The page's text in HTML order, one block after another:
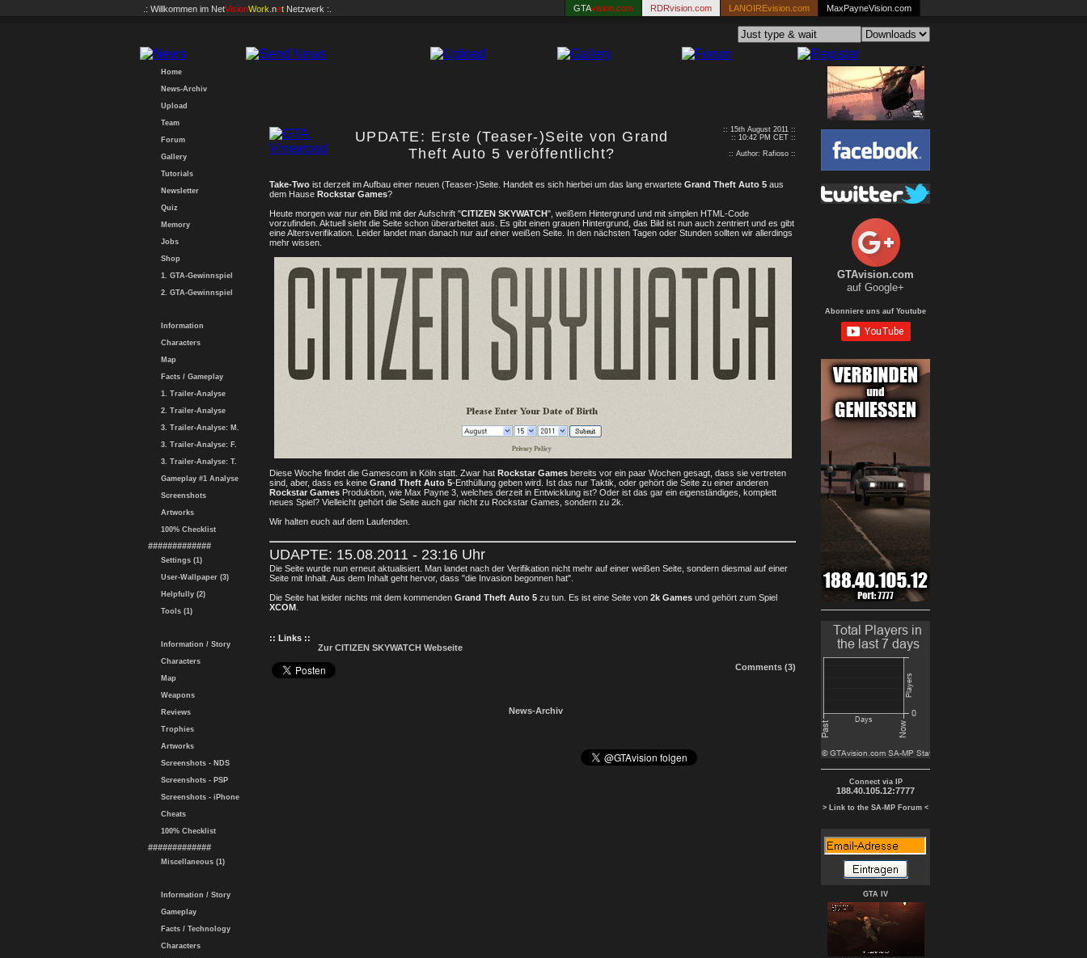
.: Willkommen im NetVisionWork .net Netzwerk :. GTAvision.com RDRvision.com LANOIREvision.com MaxPayneVision.com
Home
News-Archiv
Upload
Team
Forum
Gallery
Tutorials
Newsletter
Quiz
Memory
Jobs
Shop
1. GTA-Gewinnspiel
2. GTA-Gewinnspiel
Information
Characters
Map
Facts / Gameplay
1. Trailer-Analyse
2. Trailer-Analyse
3. Trailer-Analyse: M.
3. Trailer-Analyse: F.
3. Trailer-Analyse: T.
Gameplay #1 Analyse
Screenshots
Artworks
100% Checklist
#############
Settings (1)
User-Wallpaper (3)
Helpfully (2)
Tools (1)
Information / Story
Characters
Map
Weapons
Reviews
Trophies
Artworks
Screenshots - NDS
Screenshots - PSP
Screenshots - iPhone
Cheats
100% Checklist
#############
Miscellaneous (1)
Information / Story
Gameplay
Facts / Technology
Characters
UPDATE: Erste (Teaser-)Seite von Grand
Theft Auto 5 veröffentlicht?
:: 15th August 2011 ::
:: 10:42 PM CET ::
:: Author: Rafioso ::
Take-Two ist derzeit im Aufbau einer neuen (Teaser-)Seite. Handelt es sich hierbei um das lang erwartete Grand Theft Auto 5 aus
dem Hause Rockstar Games?
Heute morgen war nur ein Bild mit der Aufschrift "CITIZEN SKYWATCH", weißem Hintergrund und mit simplen HTML-Code
vorzufinden. Aktuell sieht die Seite schon überarbeitet aus. Es gibt einen grauen Hintergrund, das Bild ist nun auch zentriert und es gibt
eine Altersverifikation. Leider landet man danach nur auf einer weißen Seite. In den nächsten Tagen oder Stunden sollten wir allerdings
mehr wissen.
Diese Woche findet die Gamescom in Köln statt. Zwar hat Rockstar Games bereits vor ein paar Wochen gesagt, dass sie vertreten
sind, aber, dass es keine Grand Theft Auto 5-Enthüllung geben wird. Ist das nur Taktik, oder gehört die Seite zu einer anderen
Rockstar Games Produktion, wie Max Payne 3, welches derzeit in Entwicklung ist? Oder ist das gar ein eigenständiges, komplett
neues Spiel? Vielleicht gehört die Seite auch gar nicht zu Rockstar Games, sondern zu 2k.
Wir halten euch auf dem Laufenden.
UDAPTE: 15.08.2011 - 23:16 Uhr
Die Seite wurde nun erneut aktualisiert. Man landet nach der Verifikation nicht mehr auf einer weißen Seite, sondern diesmal auf einer
Seite mit Inhalt. Aus dem Inhalt geht hervor, dass "die Invasion begonnen hat".
Die Seite hat leider nichts mit dem kommenden Grand Theft Auto 5 zu tun. Es ist eine Seite von 2k Games und gehört zum Spiel
XCOM
:: Links ::
Zur CITIZEN SKYWATCH Webseite
Comments (3)
News-Archiv
GTAvision.com
auf Google+
Abonniere uns auf Youtube
Connect via IP
188.40.105.12:7777
> Link to the SA-MP Forum <
GTA IV